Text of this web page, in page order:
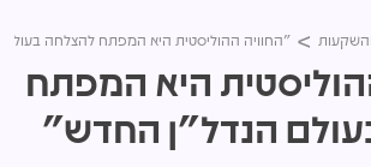
"החוויה ההוליסטית היא המפתח להצלחה
היא המפתח
הנדל"ן החדש"